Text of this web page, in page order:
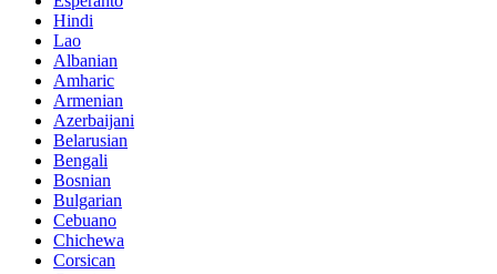
Hindi
Lao
Albanian
Amharic
Armenian
Azerbaijani
Belarusian
Bengali
Bosnian
Bulgarian
Cebuano
Chichewa
Corsican